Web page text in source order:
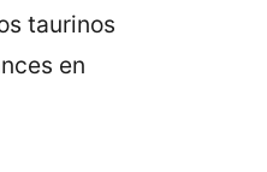
taurinos
en